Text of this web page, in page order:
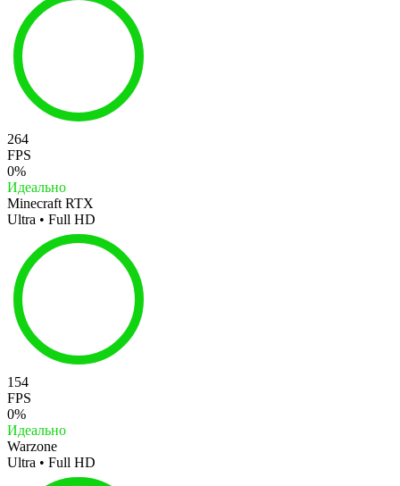
264
FPS
0%
Идеально
Minecraft RTX
Ultra • Full HD
154
FPS
0%
Идеально
Warzone
Ultra • Full HD